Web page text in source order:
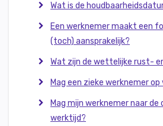
Wat is de
Een werknemer maakt een
(toch) aansprakelijk?
Wat zijn de wettelijke rust-
Mag een zieke werknemer
Mag mijn werknemer naar de
werktijd?